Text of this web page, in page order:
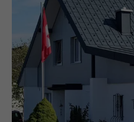
Anbieter LinkedIn
Laufzeit 2 Jahre
Zweck
Verwendet
LinkedIn für
Verwendung